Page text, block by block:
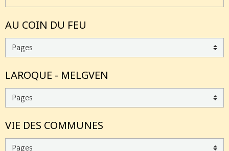
AU COIN DU FEU
LAROQUE - MELGVEN
VIE DES COMMUNES